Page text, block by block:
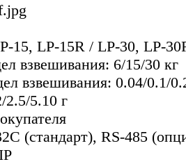
15, LP-15R / LP-30, LP-
взвешивания: 6/15/30 кг
взвешивания: 0.04/0.1/
2.5/5.10 г
(стандарт), RS-485